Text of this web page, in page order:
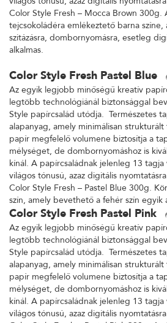
világos tónusú, azaz digitális
Color Style Fresh – Mocca Brown 300g.
tejcsokoládéra emlékeztető barna
szitázásra, dombornyomásra, esetleg
alkalmas.
Color Style Fresh Pastel Blue
Az egyik legjobb minőségű kreatív
legtöbb technológiánál biztonsággal
Style papírcsalád utódja. Természetes
alapanyag, amely minimálisan
papír megfelelő volumene biztosítja a
mélységet, de dombornyomáshoz is
kínál. A papírcsaládnak jelenleg 13 tagja
világos tónusú, azaz digitális
Color Style Fresh – Pastel Blue 300g.
szín, amely bevethető a fehér szín egyik
Color Style Fresh Pastel Pink
Az egyik legjobb minőségű kreatív
legtöbb technológiánál biztonsággal
Style papírcsalád utódja. Természetes
alapanyag, amely minimálisan
papír megfelelő volumene biztosítja a
mélységet, de dombornyomáshoz is
kínál. A papírcsaládnak jelenleg 13 tagja
világos tónusú, azaz digitális